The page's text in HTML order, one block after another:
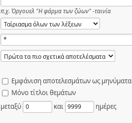
π.χ. Όργουελ "Η φάρμα των ζώων" -ταινία
Εμφάνιση αποτελεσμάτων ως μηνύματα
Μόνο τίτλοι θεμάτων
μεταξύ και ημέρες